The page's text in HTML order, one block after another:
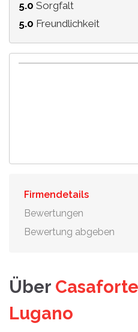
5.0 Sorgfalt
5.0 Freundlichkeit
Firmendetails
Bewertungen
Bewertung abgeben
Über
Lugano